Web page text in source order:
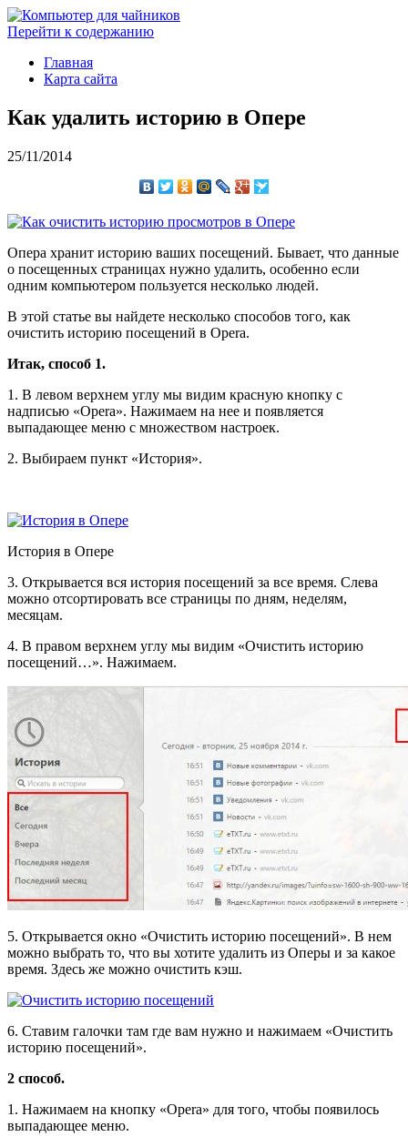
Перейти к содержанию
Главная
Карта сайта
Как удалить историю в Опере
25/11/2014
Опера хранит историю ваших посещений. Бывает, что данные
о посещенных страницах нужно удалить, особенно если
одним компьютером пользуется несколько людей.
В этой статье вы найдете несколько способов того, как
очистить историю посещений в Opera.
Итак, способ 1.
1. В левом верхнем углу мы видим красную кнопку с
надписью «Opera». Нажимаем на нее и появляется
выпадающее меню с множеством настроек.
2. Выбираем пункт «История».
История в Опере
3. Открывается вся история посещений за все время. Слева
можно отсортировать все страницы по дням, неделям,
месяцам.
4. В правом верхнем углу мы видим «Очистить историю
посещений…». Нажимаем.
5. Открывается окно «Очистить историю посещений». В нем
можно выбрать то, что вы хотите удалить из Оперы и за какое
время. Здесь же можно очистить кэш.
6. Ставим галочки там где вам нужно и нажимаем «Очистить
историю посещений».
2 способ.
1. Нажимаем на кнопку «Opera» для того, чтобы появилось
выпадающее меню.